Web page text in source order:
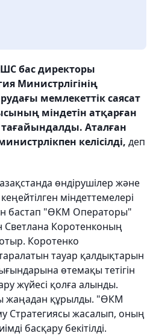
бас директоры
Министрлігінің
мемлекеттік саясат
міндетін атқарған
Аталған
келісілді, деп
өндірушілер және
міндеттемелері
бастап "ӨКМ Операторы"
Коротенконың
Коротенко
тауар қалдықтарын
өтемақы тетігін
жүйесі қолға алынды.
жаңадан құрылды. "ӨКМ
жасалып, оның
басқару бекітілді.